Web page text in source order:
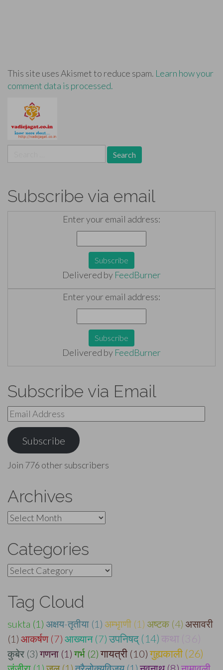
This site uses Akismet to reduce spam. Learn how your
comment data is processed.
for:
Subscribe via email
Enter your email address:
Delivered by FeedBurner
Enter your email address:
Delivered by FeedBurner
Subscribe via Email
Email
Address
Subscribe
Join 776 other subscribers
Archives
Archives
Categories
Categories
Tag Cloud
sukta (1) अक्षय-तृतीया (1) अम्भृाणी (1) अष्टक (4) असावरी
(1) आकर्षण (7) आख्यान (7) उपनिषद् (14) कथा (36)
कुबेर (3) गणना (1) गर्भ (2) गायत्री (10) गुह्यकाली (26)